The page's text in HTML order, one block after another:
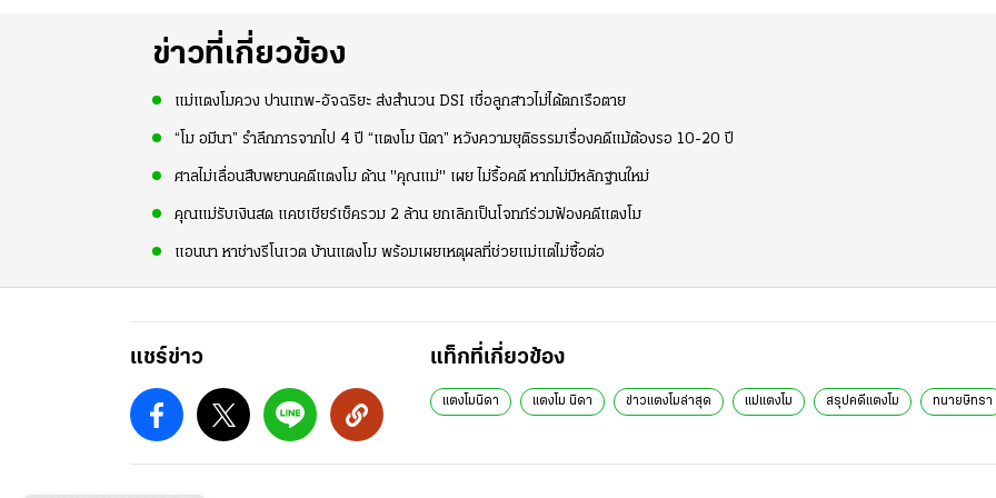
ข่าวที่เกี่ยวข้อง
แม่แตงโมควง ปานเทพ-อัจฉริยะ ส่งสำนวน DSI เชื่อลูกสาวไม่ได้ตกเรือตาย
“โม อมีนา” รำลึกการจากไป 4 ปี “แตงโม นิดา” หวังความยุติธรรมเรื่องคดีแม้ต้องรอ 10-20 ปี
ศาลไม่เลื่อนสืบพยานคดีแตงโม ด้าน "คุณแม่" เผย ไม่รื้อคดี หากไม่มีหลักฐานใหม่
คุณแม่รับเงินสด แคชเชียร์เช็ครวม 2 ล้าน ยกเลิกเป็นโจทก์ร่วมฟ้องคดีแตงโม
แอนนา หาช่างรีโนเวต บ้านแตงโม พร้อมเผยเหตุผลที่ช่วยแม่แต่ไม่ซื้อต่อ
แชร์ข่าว แท็กที่เกี่ยวข้อง
แตงโมนิดา แตงโม นิดา ข่าวแตงโมล่าสุด แม่แตงโม สรุปคดีแตงโม ทนายษิทรา